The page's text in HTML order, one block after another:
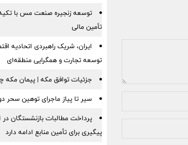
توسعه زنجیره صنعت مس با
تأمین مالی
ایران، شریک راهبردی اتحادیه
توسعه تجارت و همگرایی منطقه‌ای
جزئیات توافق مکه | پیمان مکه
سیر تا پیاز ماجرای توهین سحر
پرداخت مطالبات بازنشستگان در
پیگیری برای تأمین منابع ادامه دارد